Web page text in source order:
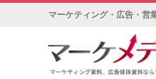
マーケティング・広告・営